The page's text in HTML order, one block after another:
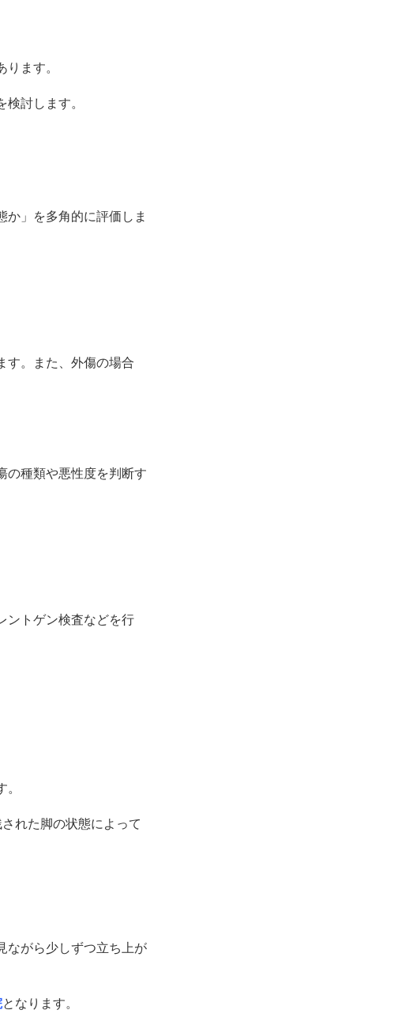
ます。
討します。
か」を多角的に評価しま
す。また、外傷の場合
の種類や悪性度を判断す
ントゲン検査などを行
れた脚の状態によって
ながら少しずつ立ち上が
となります。